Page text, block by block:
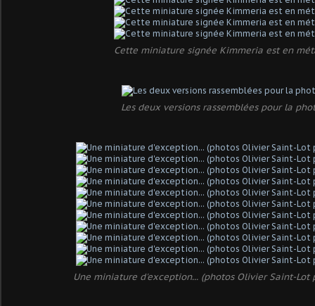
Cette miniature signée Kimmeria est en
Les deux versions rassemblées pour la
Une miniature d'exception... (photos Olivier Saint-Lot